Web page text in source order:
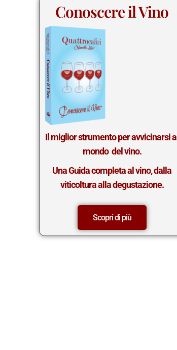
Conoscere il Vino
Il miglior strumento per avvicinarsi al
mondo del vino.
Una Guida completa al vino, dalla
viticoltura alla degustazione.
Scopri di più